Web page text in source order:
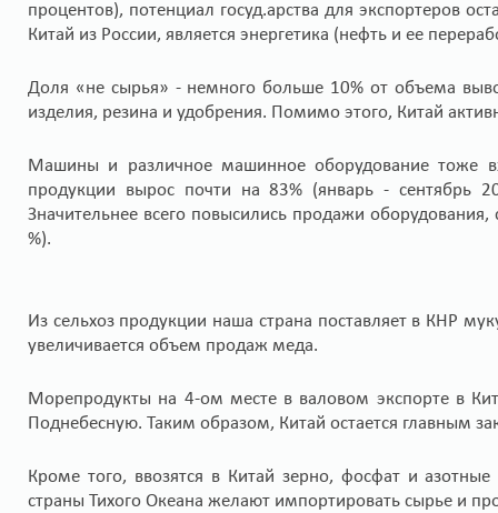
процентов), потенциал госуд.арства для экспортеров
Китай из России, является энергетика (нефть и ее
Доля «не сырья» - немного больше 10% от объема
изделия, резина и удобрения. Помимо этого, Китай
Машины и различное машинное оборудование тоже
продукции вырос почти на 83% (январь -
Значительнее всего повысились продажи
%).
Из сельхоз продукции наша страна поставляет в КНР
увеличивается объем продаж меда.
Морепродукты на 4-ом месте в валовом экспорте в
Поднебесную. Таким образом, Китай остается главным
Кроме того, ввозятся в Китай зерно, фосфат и
страны Тихого Океана желают импортировать сырье и